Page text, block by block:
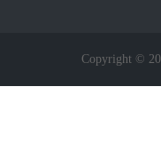
Copyright ©